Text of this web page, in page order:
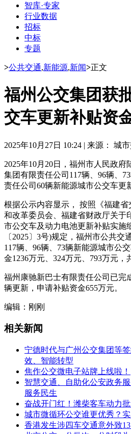
智库·专家
行业数据
招标
中标
专题
>公共交通,新能源,新闻>正文
福州公交集团获
交车更新补贴资
2025年10月27日 10:24 | 来源： 城市
2025年10月20日，福州市人民政
集团有限责任公司117辆、96辆、
责任公司60辆新能源城市公交车更
根据公示内容显示， 按照《福建
和改革委员会、福建省财政厅关于
市公交车及动力电池更新补贴实施
〔2025〕3号)规定，福州市公共
117辆、96辆、73辆新能源城市公
金1236万元、324万元、793万元，
福州康驰新巴士有限责任公司已完
辆更新，申请补贴资金655万元。
编辑：刚刚
相关新闻
宁德时代与广州公交集团等
效、智能转型
焦作公交微电子站牌上线啦！
智慧交通、自助化公安政务
服务民生
奋战开门红！潍柴客车动力
城市微循环公交谁更优秀？实
香港发生涉四车交通意外致